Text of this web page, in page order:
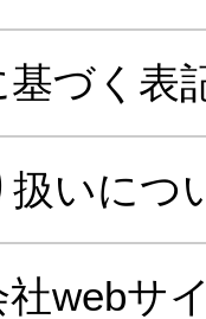
づく表
扱いにつ
webサ